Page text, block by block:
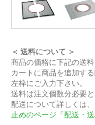
＜ 送料について ＞
商品の価格に下記の送
カートに商品を追加す
左枠にご入力下さい。
送料は注文個数分必要と
配送について詳しくは、
止めのページ「配送・送